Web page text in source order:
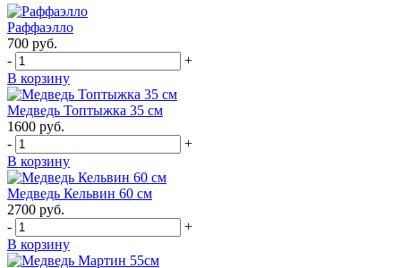
Раффаэлло
700 руб.
-
+
В корзину
Медведь Топтыжка 35 см
1600 руб.
-
+
В корзину
Медведь Кельвин 60 см
2700 руб.
-
+
В корзину